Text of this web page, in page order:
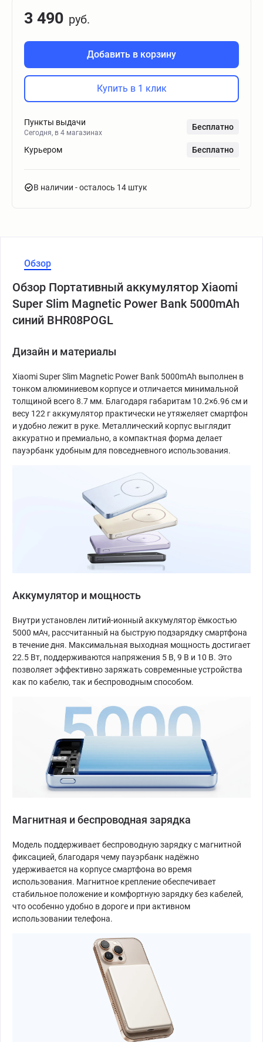
3 490 руб.
Добавить в корзину
Купить в 1 клик
Пункты выдачи
Сегодня, в 4 магазинах
Бесплатно
Курьером Бесплатно
В наличии - осталось 14 штук
Обзор
Обзор Портативный аккумулятор Xiaomi
Super Slim Magnetic Power Bank 5000mAh
синий BHR08POGL
Дизайн и материалы
Xiaomi Super Slim Magnetic Power Bank 5000mAh выполнен в
тонком алюминиевом корпусе и отличается минимальной
толщиной всего 8.7 мм. Благодаря габаритам 10.2×6.96 см и
весу 122 г аккумулятор практически не утяжеляет смартфон
и удобно лежит в руке. Металлический корпус выглядит
аккуратно и премиально, а компактная форма делает
пауэрбанк удобным для повседневного использования.
Аккумулятор и мощность
Внутри установлен литий-ионный аккумулятор ёмкостью
5000 мАч, рассчитанный на быструю подзарядку смартфона
в течение дня. Максимальная выходная мощность достигает
22.5 Вт, поддерживаются напряжения 5 В, 9 В и 10 В. Это
позволяет эффективно заряжать современные устройства
как по кабелю, так и беспроводным способом.
Магнитная и беспроводная зарядка
Модель поддерживает беспроводную зарядку с магнитной
фиксацией, благодаря чему пауэрбанк надёжно
удерживается на корпусе смартфона во время
использования. Магнитное крепление обеспечивает
стабильное положение и комфортную зарядку без кабелей,
что особенно удобно в дороге и при активном
использовании телефона.